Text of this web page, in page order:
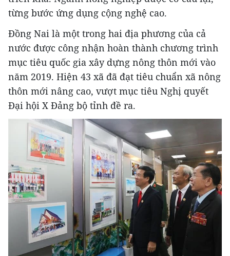
từng bước ứng dụng cộng nghệ cao.
Đồng Nai là một trong hai địa phương của cả
nước được công nhận hoàn thành chương trình
mục tiêu quốc gia xây dựng nông thôn mới vào
năm 2019. Hiện 43 xã đã đạt tiêu chuẩn xã nông
thôn mới nâng cao, vượt mục tiêu Nghị quyết
Đại hội X Đảng bộ tỉnh đề ra.